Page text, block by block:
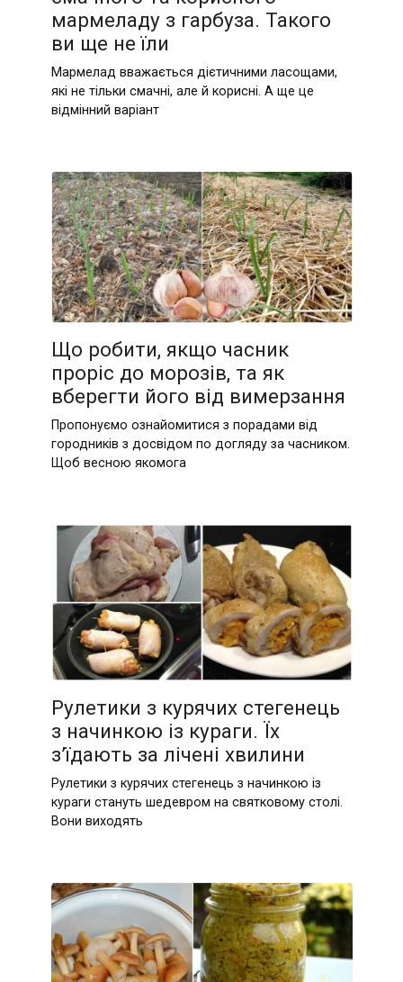
мармеладу з гарбуза. Такого
ви ще не їли
Мармелад вважається дієтичними ласощами,
які не тільки смачні, але й корисні. А ще це
відмінний варіант
Що робити, якщо часник
проріс до морозів, та як
вберегти його від вимерзання
Пропонуємо ознайомитися з порадами від
городників з досвідом по догляду за часником.
Щоб весною якомога
Рулетики з курячих стегенець
з начинкою із кураги. Їх
з’їдають за лічені хвилини
Рулетики з курячих стегенець з начинкою із
кураги стануть шедевром на святковому столі.
Вони виходять